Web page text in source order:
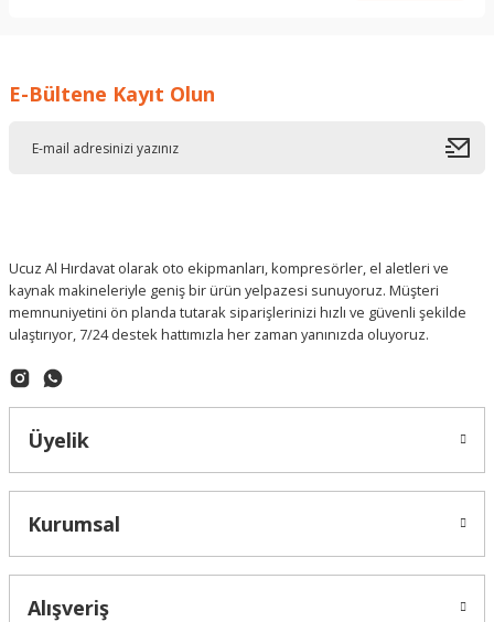
E-Bültene Kayıt Olun
Ucuz Al Hırdavat olarak oto ekipmanları, kompresörler, el aletleri ve
kaynak makineleriyle geniş bir ürün yelpazesi sunuyoruz. Müşteri
memnuniyetini ön planda tutarak siparişlerinizi hızlı ve güvenli şekilde
ulaştırıyor, 7/24 destek hattımızla her zaman yanınızda oluyoruz.
Üyelik
Kurumsal
Alışveriş